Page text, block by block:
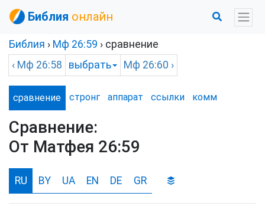
Библия онлайн
Библия › Мф 26:59 › сравнение
‹ Мф 26:58 выбрать Мф 26:60 ›
сравнение стронг аппарат ссылки комм
Сравнение:
От Матфея 26:59
RU BY UA EN DE GR